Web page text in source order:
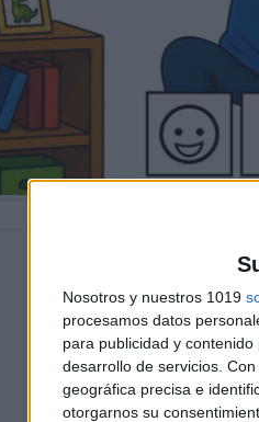
Nosotros y nuestros 1019
procesamos datos
para publicidad y
desarrollo de servicios. Con
geográfica precisa e
otorgarnos su